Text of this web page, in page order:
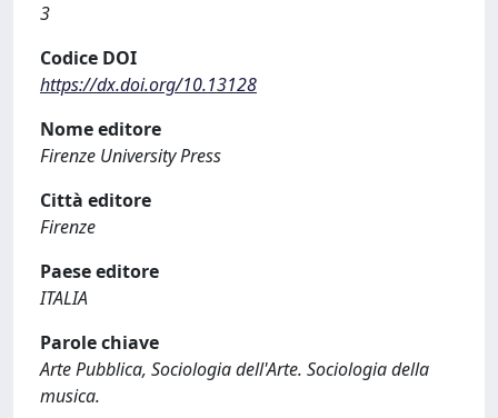
3
Codice DOI
https://dx.doi.org/10.13128
Nome editore
Firenze University Press
Città editore
Firenze
Paese editore
ITALIA
Parole chiave
Arte Pubblica, Sociologia dell'Arte. Sociologia della
musica.